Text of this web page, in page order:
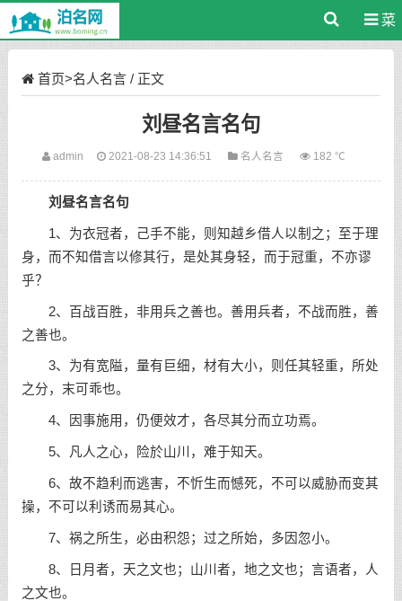
菜
首页>名人名言/ 正文
刘昼名言名句
admin 2021-08-23 14:36:51 名人名言 182 ℃
刘昼名言名句
1、为衣冠者，己手不能，则知越乡借人以制之；至于理
身，而不知借言以修其行，是处其身轻，而于冠重，不亦谬
乎？
2、百战百胜，非用兵之善也。善用兵者，不战而胜，善
之善也。
3、为有宽隘，量有巨细，材有大小，则任其轻重，所处
之分，末可乖也。
4、因事施用，仍便效才，各尽其分而立功焉。
5、凡人之心，险於山川，难于知天。
6、故不趋利而逃害，不忻生而憾死，不可以威胁而变其
操，不可以利诱而易其心。
7、祸之所生，必由积怨；过之所始，多因忽小。
8、日月者，天之文也；山川者，地之文也；言语者，人
之文也。